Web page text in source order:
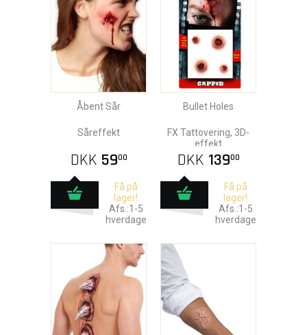
Åbent Sår
Såreffekt
DKK 5900
Få på
lager!
Afs.:1-5
hverdage
Bullet Holes
FX Tattovering, 3D-
effekt
DKK 13900
Få på
lager!
Afs.:1-5
hverdage